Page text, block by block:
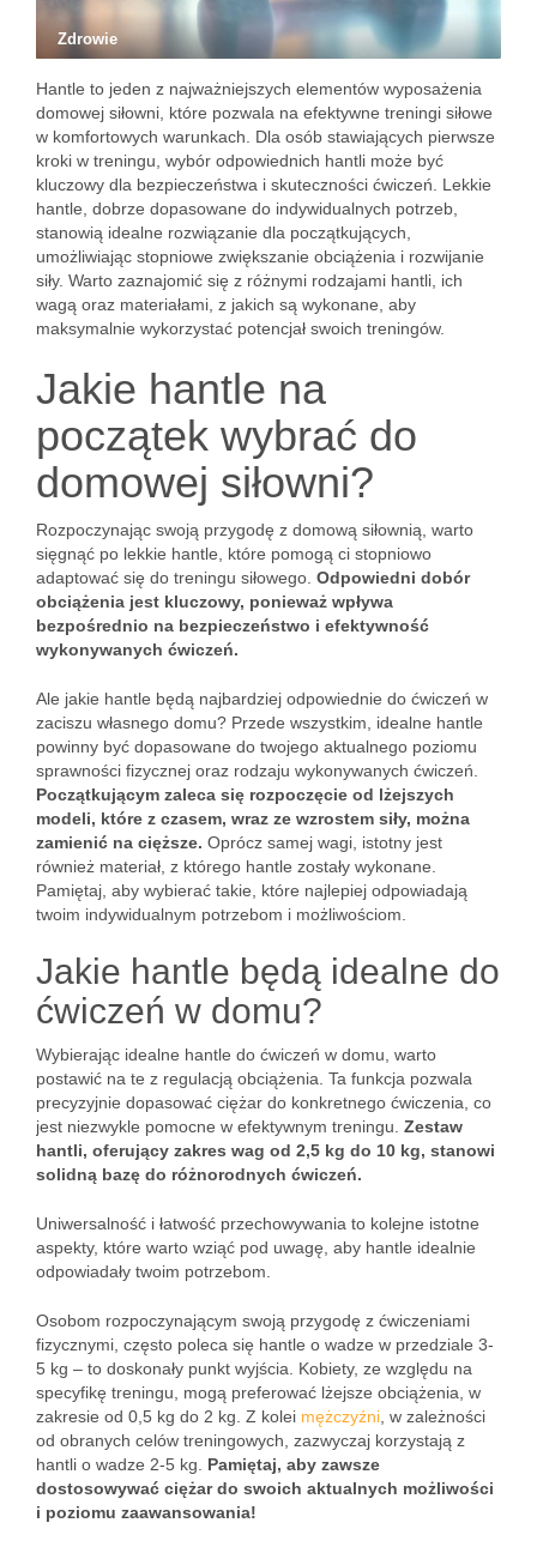
Zdrowie
Hantle to jeden z najważniejszych elementów wyposażenia
domowej siłowni, które pozwala na efektywne treningi siłowe
w komfortowych warunkach. Dla osób stawiających pierwsze
kroki w treningu, wybór odpowiednich hantli może być
kluczowy dla bezpieczeństwa i skuteczności ćwiczeń. Lekkie
hantle, dobrze dopasowane do indywidualnych potrzeb,
stanowią idealne rozwiązanie dla początkujących,
umożliwiając stopniowe zwiększanie obciążenia i rozwijanie
siły. Warto zaznajomić się z różnymi rodzajami hantli, ich
wagą oraz materiałami, z jakich są wykonane, aby
maksymalnie wykorzystać potencjał swoich treningów.
Jakie hantle na
początek wybrać do
domowej siłowni?
Rozpoczynając swoją przygodę z domową siłownią, warto
sięgnąć po lekkie hantle, które pomogą ci stopniowo
adaptować się do treningu siłowego. Odpowiedni dobór
obciążenia jest kluczowy, ponieważ wpływa
bezpośrednio na bezpieczeństwo i efektywność
wykonywanych ćwiczeń.
Ale jakie hantle będą najbardziej odpowiednie do ćwiczeń w
zaciszu własnego domu? Przede wszystkim, idealne hantle
powinny być dopasowane do twojego aktualnego poziomu
sprawności fizycznej oraz rodzaju wykonywanych ćwiczeń.
Początkującym zaleca się rozpoczęcie od lżejszych
modeli, które z czasem, wraz ze wzrostem siły, można
zamienić na cięższe. Oprócz samej wagi, istotny jest
również materiał, z którego hantle zostały wykonane.
Pamiętaj, aby wybierać takie, które najlepiej odpowiadają
twoim indywidualnym potrzebom i możliwościom.
Jakie hantle będą idealne do
ćwiczeń w domu?
Wybierając idealne hantle do ćwiczeń w domu, warto
postawić na te z regulacją obciążenia. Ta funkcja pozwala
precyzyjnie dopasować ciężar do konkretnego ćwiczenia, co
jest niezwykle pomocne w efektywnym treningu. Zestaw
hantli, oferujący zakres wag od 2,5 kg do 10 kg, stanowi
solidną bazę do różnorodnych ćwiczeń.
Uniwersalność i łatwość przechowywania to kolejne istotne
aspekty, które warto wziąć pod uwagę, aby hantle idealnie
odpowiadały twoim potrzebom.
Osobom rozpoczynającym swoją przygodę z ćwiczeniami
fizycznymi, często poleca się hantle o wadze w przedziale 3-
5 kg – to doskonały punkt wyjścia. Kobiety, ze względu na
specyfikę treningu, mogą preferować lżejsze obciążenia, w
zakresie od 0,5 kg do 2 kg. Z kolei mężczyźni , w zależności
od obranych celów treningowych, zazwyczaj korzystają z
hantli o wadze 2-5 kg. Pamiętaj, aby zawsze
dostosowywać ciężar do swoich aktualnych możliwości
i poziomu zaawansowania!